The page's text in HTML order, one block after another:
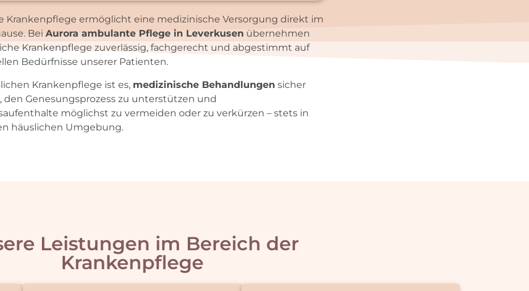
Krankenpflege ermöglicht eine medizinische Versorgung direkt im
Bei Aurora ambulante Pflege in Leverkusen übernehmen
Krankenpflege zuverlässig, fachgerecht und abgestimmt auf
Bedürfnisse unserer Patienten.
Krankenpflege ist es, medizinische Behandlungen sicher
den Genesungsprozess zu unterstützen und
möglichst zu vermeiden oder zu verkürzen – stets in
häuslichen Umgebung.
Leistungen im Bereich der
Krankenpflege